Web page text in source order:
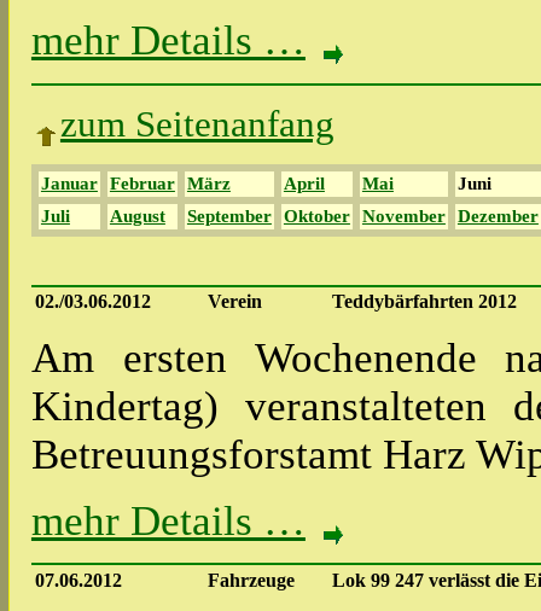
mehr Details …
zum Seitenanfang
Januar Februar März April Mai
Juni
Juli
August September Oktober November Dezember
02./03.06.2012 Verein Teddybärfahrten 2012
Am ersten Wochenende
Kindertag) veranstalteten
Betreuungsforstamt Harz
mehr Details …
07.06.2012 Fahrzeuge Lok 99 247 verlässt die